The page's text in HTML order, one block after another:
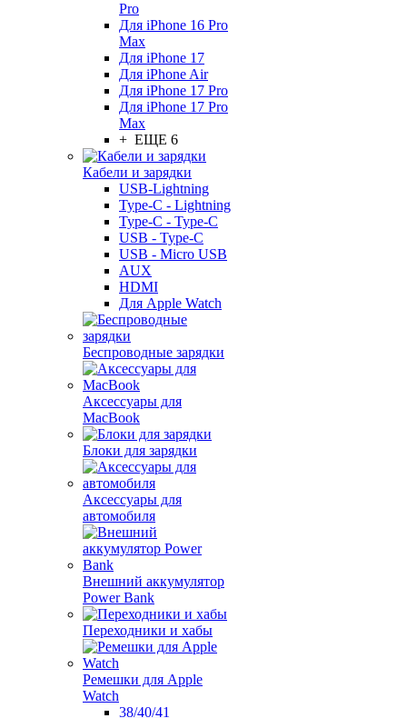
Pro
Для iPhone 16 Pro
Max
Для iPhone 17
Для iPhone Air
Для iPhone 17 Pro
Для iPhone 17 Pro
Max
+ ЕЩЕ 6
Кабели и зарядки
USB-Lightning
Type-C - Lightning
Type-C - Type-C
USB - Type-C
USB - Micro USB
AUX
HDMI
Для Apple Watch
Беспроводные зарядки
Аксессуары для
MacBook
Блоки для зарядки
Аксессуары для
автомобиля
Внешний аккумулятор
Power Bank
Переходники и хабы
Ремешки для Apple
Watch
38/40/41